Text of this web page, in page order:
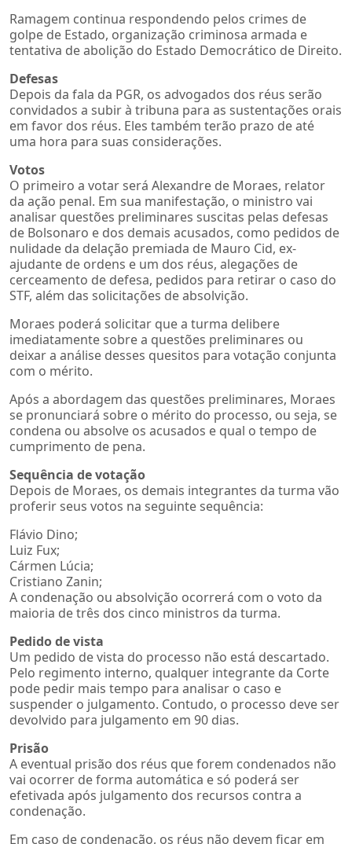
Ramagem continua respondendo pelos crimes de
golpe de Estado, organização criminosa armada e
tentativa de abolição do Estado Democrático de Direito.
Defesas
Depois da fala da PGR, os advogados dos réus serão
convidados a subir à tribuna para as sustentações orais
em favor dos réus. Eles também terão prazo de até
uma hora para suas considerações.
Votos
O primeiro a votar será Alexandre de Moraes, relator
da ação penal. Em sua manifestação, o ministro vai
analisar questões preliminares suscitas pelas defesas
de Bolsonaro e dos demais acusados, como pedidos de
nulidade da delação premiada de Mauro Cid, ex-
ajudante de ordens e um dos réus, alegações de
cerceamento de defesa, pedidos para retirar o caso do
STF, além das solicitações de absolvição.
Moraes poderá solicitar que a turma delibere
imediatamente sobre a questões preliminares ou
deixar a análise desses quesitos para votação conjunta
com o mérito.
Após a abordagem das questões preliminares, Moraes
se pronunciará sobre o mérito do processo, ou seja, se
condena ou absolve os acusados e qual o tempo de
cumprimento de pena.
Sequência de votação
Depois de Moraes, os demais integrantes da turma vão
proferir seus votos na seguinte sequência:
Flávio Dino;
Luiz Fux;
Cármen Lúcia;
Cristiano Zanin;
A condenação ou absolvição ocorrerá com o voto da
maioria de três dos cinco ministros da turma.
Pedido de vista
Um pedido de vista do processo não está descartado.
Pelo regimento interno, qualquer integrante da Corte
pode pedir mais tempo para analisar o caso e
suspender o julgamento. Contudo, o processo deve ser
devolvido para julgamento em 90 dias.
Prisão
A eventual prisão dos réus que forem condenados não
vai ocorrer de forma automática e só poderá ser
efetivada após julgamento dos recursos contra a
condenação.
Em caso de condenação, os réus não devem ficar em